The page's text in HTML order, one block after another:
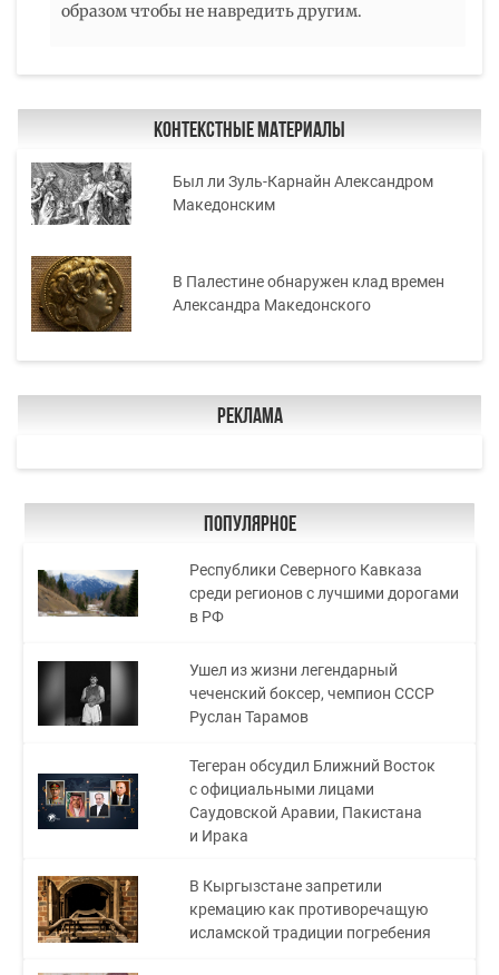
образом чтобы не навредить другим.
Контекстные материалы
Был ли Зуль-Карнайн Александром
Македонским
В Палестине обнаружен клад времен
Александра Македонского
Реклама
Популярное
Республики Северного Кавказа
среди регионов с лучшими дорогами
в РФ
Ушел из жизни легендарный
чеченский боксер, чемпион СССР
Руслан Тарамов
Тегеран обсудил Ближний Восток
с официальными лицами
Саудовской Аравии, Пакистана
и Ирака
В Кыргызстане запретили
кремацию как противоречащую
исламской традиции погребения